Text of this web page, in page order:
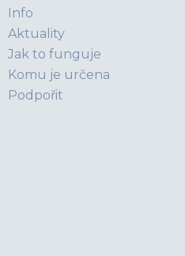
Info
Aktuality
Jak to funguje
Komu je určena
Podpořit